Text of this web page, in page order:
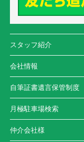
スタッフ紹介
会社情報
自筆証書遺言保管制度
月極駐車場検索
仲介会社様